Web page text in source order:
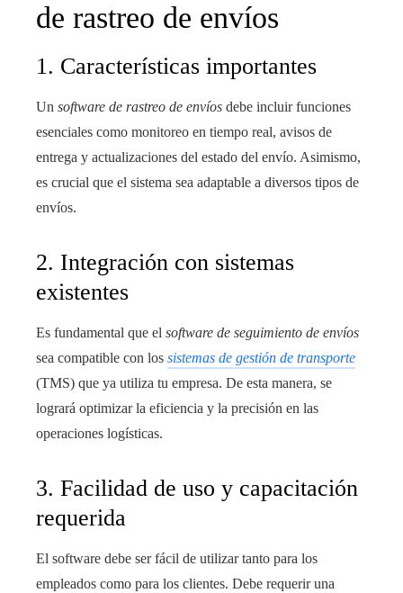
de rastreo de envíos
1. Características importantes
Un software de rastreo de envíos debe incluir funciones
esenciales como monitoreo en tiempo real, avisos de
entrega y actualizaciones del estado del envío. Asimismo,
es crucial que el sistema sea adaptable a diversos tipos de
envíos.
2. Integración con sistemas
existentes
Es fundamental que el software de seguimiento de envíos
sea compatible con los sistemas de gestión de transporte
(TMS) que ya utiliza tu empresa. De esta manera, se
logrará optimizar la eficiencia y la precisión en las
operaciones logísticas.
3. Facilidad de uso y capacitación
requerida
El software debe ser fácil de utilizar tanto para los
empleados como para los clientes. Debe requerir una